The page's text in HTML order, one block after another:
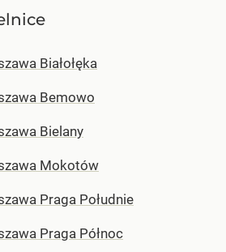
Białołęka
Bemowo
Bielany
Mokotów
Praga Południe
Praga Północ